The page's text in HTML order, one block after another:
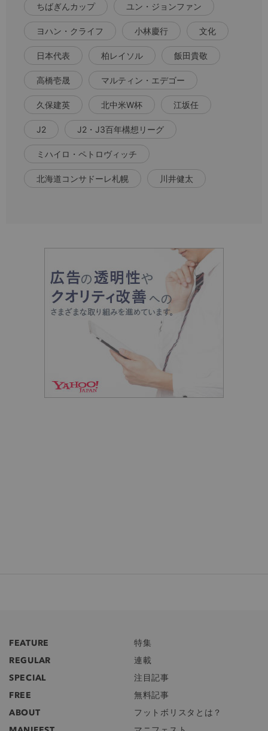
ちばぎんカップ ユン・ジョンファン
ヨハン・クライフ 小林慶行 文化
日本代表 柏レイソル 飯田貴敬
高橋壱晟 マルティン・エデゴー
久保建英 北中米W杯 江坂任
J2 J2・J3百年構想リーグ
ミハイロ・ペトロヴィッチ
北海道コンサドーレ札幌 川井健太
FEATURE
特集
REGULAR
連載
SPECIAL
注目記事
FREE
無料記事
ABOUT
フットボリスタとは？